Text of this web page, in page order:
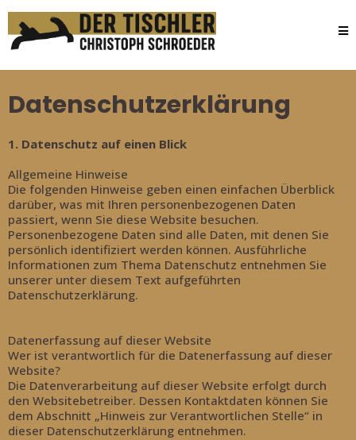
Datenschutzerklärung
1. Datenschutz auf einen Blick
Allgemeine Hinweise
Die folgenden Hinweise geben einen einfachen Überblick
darüber, was mit Ihren personenbezogenen Daten
passiert, wenn Sie diese Website besuchen.
Personenbezogene Daten sind alle Daten, mit denen Sie
persönlich identifiziert werden können. Ausführliche
Informationen zum Thema Datenschutz entnehmen Sie
unserer unter diesem Text aufgeführten
Datenschutzerklärung.
Datenerfassung auf dieser Website
Wer ist verantwortlich für die Datenerfassung auf dieser
Website?
Die Datenverarbeitung auf dieser Website erfolgt durch
den Websitebetreiber. Dessen Kontaktdaten können Sie
dem Abschnitt „Hinweis zur Verantwortlichen Stelle“ in
dieser Datenschutzerklärung entnehmen.